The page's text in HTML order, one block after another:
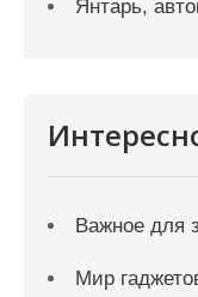
Янтарь,
Важное для
Мир